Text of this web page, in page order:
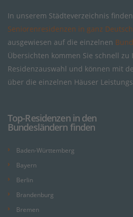
In unserem Städteverzeichnis
Seniorenresidenzen in ganz
ausgewiesen auf die einzelnen
Übersichten kommen Sie schnell
Residenzauswahl und können mit
über die einzelnen Häuser
Top-Residenzen in den
Bundesländern finden
Baden-Württemberg
Bayern
Berlin
Brandenburg
Bremen